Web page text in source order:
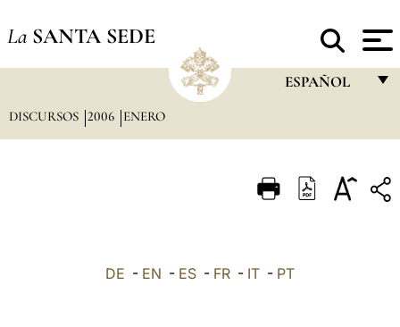
La SANTA SEDE
ESPAÑOL
ITALIANO
DISCURSOS 2006 ENERO
DE - EN - ES - FR - IT - PT